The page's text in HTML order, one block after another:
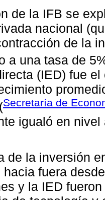
de la IFB se
nacional
de la
a una tasa de
(IED) fue
Secretaría de
igualó en
de la inversión
hacia fuera
y la IED